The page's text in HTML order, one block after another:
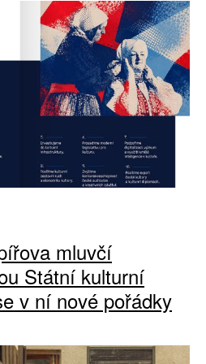
mluvčí
Státní kulturní
v ní nové pořádky